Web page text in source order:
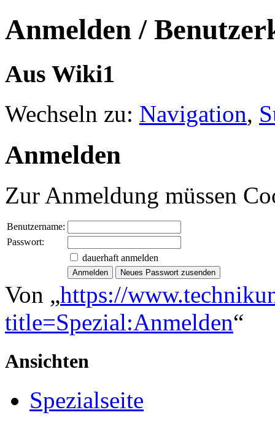
Anmelden /
Aus Wiki1
Wechseln zu: Navigation,
Anmelden
Zur Anmeldung müssen
Benutzername:
Passwort:
dauerhaft anmelden
Von „https://
title=Spezial:Anmelden“
Ansichten
Spezialseite